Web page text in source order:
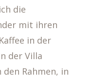
die
mit ihren
in der
der Villa
Rahmen, in